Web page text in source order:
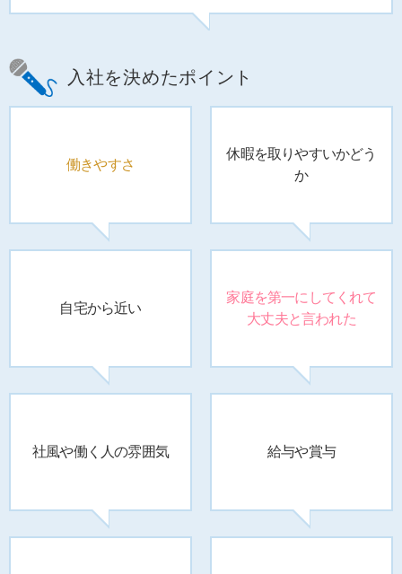
入社を決めたポイント
働きやすさ
休暇を取りやすいかどう
か
自宅から近い
家庭を第一に してくれて
大丈夫と言われた
社風や働く人の雰囲気 給与や賞与